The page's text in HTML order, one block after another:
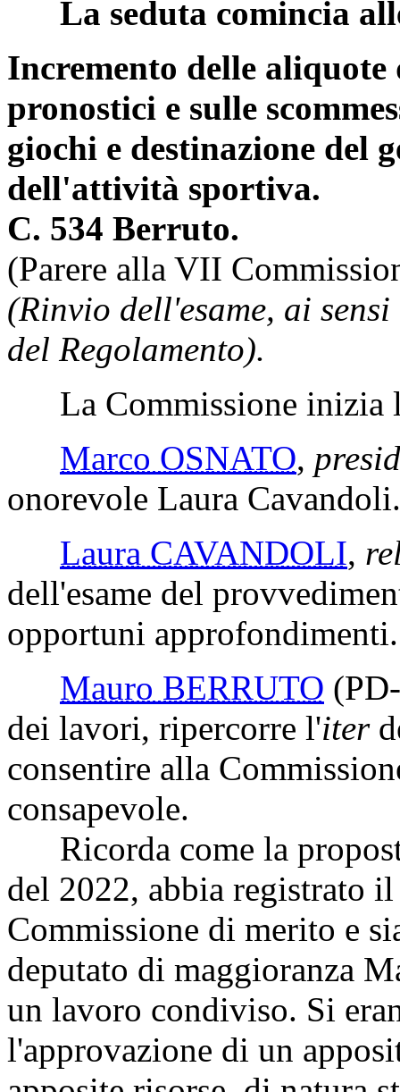
La seduta comincia
Incremento delle
pronostici e sulle
giochi e destinazione del
dell'attività sportiva.
C. 534 Berruto.
(Parere alla VII
(Rinvio dell'esame, ai
del Regolamento).
La Commissione inizia
Marco OSNATO,
onorevole Laura Cavandoli.
Laura CAVANDOLI,
dell'esame del
opportuni approfondimenti.
Mauro BERRUTO
dei lavori, ripercorre l'iter
consentire alla
consapevole.
Ricorda come la
del 2022, abbia registrato
Commissione di merito e
deputato di maggioranza
un lavoro condiviso. Si
l'approvazione di un